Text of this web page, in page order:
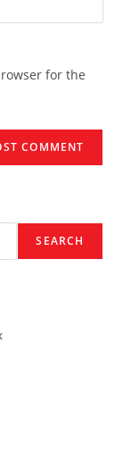
for the
SEARCH